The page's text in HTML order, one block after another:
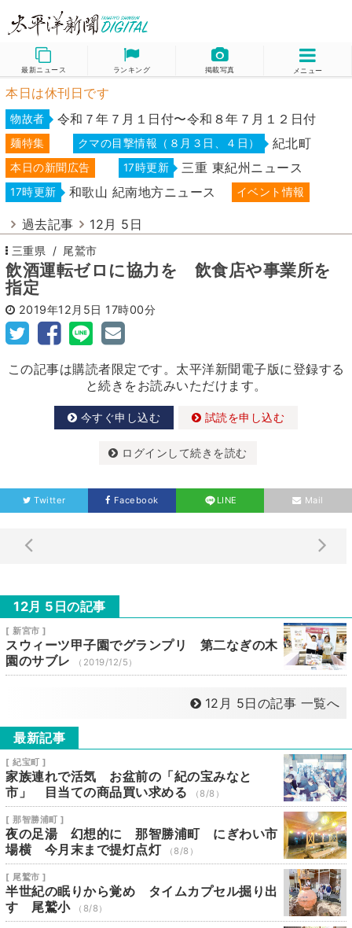
最新ニュース ランキング 掲載写真 メニュー
本日は休刊日です
物故者 令和７年７月１日付〜令和８年７月１２日付
麺特集 クマの目撃情報（８月３日、４日） 紀北町
本日の新聞広告 17時更新 三重 東紀州ニュース
17時更新 和歌山 紀南地方ニュース イベント情報
過去記事 12月 5日
三重県 尾鷲市
飲酒運転ゼロに協力を 飲食店や事業所を
指定
2019年12月5日 17時00分
この記事は購読者限定です。太平洋新聞電子版に登録する
と続きをお読みいただけます。
今すぐ申し込む 試読を申し込む
ログインして続きを読む
Twitter Facebook LINE Mail
12月 5日の記事
[ 新宮市 ]
スウィーツ甲子園でグランプリ 第二なぎの木
園のサブレ
（2019/12/5）
12月 5日の記事 一覧へ
最新記事
[ 紀宝町 ]
家族連れで活気 お盆前の「紀の宝みなと
市」 目当ての商品買い求める
（8/8）
[ 那智勝浦町 ]
夜の足湯 幻想的に 那智勝浦町 にぎわい市
場横 今月末まで提灯点灯
（8/8）
[ 尾鷲市 ]
半世紀の眠りから覚め タイムカプセル掘り出
す 尾鷲小
（8/8）